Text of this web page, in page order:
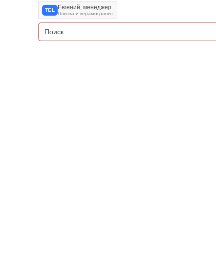
TEL Евгений, менеджер
Плитка и керамогранит